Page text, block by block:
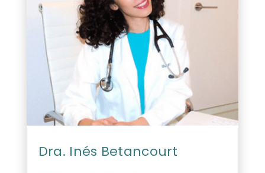
Dra. Inés Betancourt